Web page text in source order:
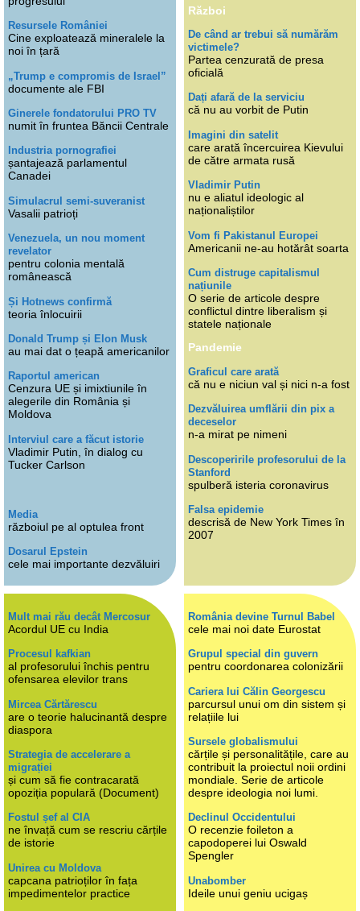
Resursele României
Cine exploatează mineralele la
noi în țară
„Trump e compromis de Israel”
documente ale FBI
Ginerele fondatorului PRO TV
numit în fruntea Băncii Centrale
Industria pornografiei
șantajează parlamentul
Canadei
Simulacrul semi-suveranist
Vasalii patrioți
Venezuela, un nou moment
revelator
pentru colonia mentală
românească
Și Hotnews confirmă
teoria înlocuirii
Donald Trump și Elon Musk
au mai dat o țeapă americanilor
Raportul american
Cenzura UE și imixtiunile în
alegerile din România și
Moldova
Interviul care a făcut istorie
Vladimir Putin, în dialog cu
Tucker Carlson
Media
războiul pe al optulea front
Dosarul Epstein
cele mai importante dezvăluiri
Război
De când ar trebui să numărăm
victimele?
Partea cenzurată de presa
oficială
Dați afară de la serviciu
că nu au vorbit de Putin
Imagini din satelit
care arată încercuirea Kievului
de către armata rusă
Vladimir Putin
nu e aliatul ideologic al
naționaliștilor
Vom fi Pakistanul Europei
Americanii ne-au hotărât soarta
Cum distruge capitalismul
națiunile
O serie de articole despre
conflictul dintre liberalism și
statele naționale
Pandemie
Graficul care arată
că nu e niciun val și nici n-a fost
Dezvăluirea umflării din pix a
deceselor
n-a mirat pe nimeni
Descoperirile profesorului de la
Stanford
spulberă isteria coronavirus
Falsa epidemie
descrisă de New York Times în
2007
Mult mai rău decât Mercosur
Acordul UE cu India
Procesul kafkian
al profesorului închis pentru
ofensarea elevilor trans
Mircea Cărtărescu
are o teorie halucinantă despre
diaspora
Strategia de accelerare a
migrației
și cum să fie contracarată
opoziția populară (Document)
Fostul șef al CIA
ne învață cum se rescriu cărțile
de istorie
Unirea cu Moldova
capcana patrioților în fața
impedimentelor practice
România devine Turnul Babel
cele mai noi date Eurostat
Grupul special din guvern
pentru coordonarea colonizării
Cariera lui Călin Georgescu
parcursul unui om din sistem și
relațiile lui
Sursele globalismului
cărțile și personalitățile, care au
contribuit la proiectul noii ordini
mondiale. Serie de articole
despre ideologia noi lumi.
Declinul Occidentului
O recenzie foileton a
capodoperei lui Oswald
Spengler
Unabomber
Ideile unui geniu ucigaș